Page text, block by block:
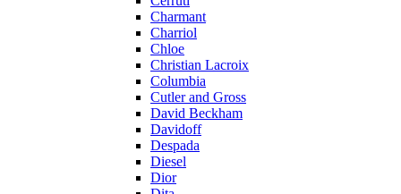
Charmant
Charriol
Chloe
Christian Lacroix
Columbia
Cutler and Gross
David Beckham
Davidoff
Despada
Diesel
Dior